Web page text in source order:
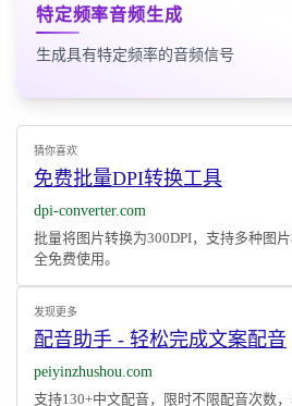
特定频率音频生成
生成具有特定频率的音频信号
猜你喜欢
免费批量DPI转换工具
dpi-converter.com
批量将图片转换为300DPI，支持多种图
全免费使用。
发现更多
配音助手 - 轻松完成文案配音
peiyinzhushou.com
支持130+中文配音，限时不限配音次数，